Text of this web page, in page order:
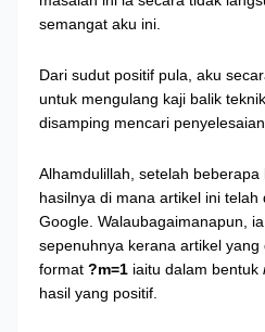
semangat aku ini.
Dari sudut positif pula, aku
untuk mengulang kaji balik
disamping mencari
Alhamdulillah, setelah beberapa
hasilnya di mana artikel ini
Google. Walaubagaimanapun,
sepenuhnya kerana artikel yang
format ?m=1 iaitu dalam bentuk
hasil yang positif.